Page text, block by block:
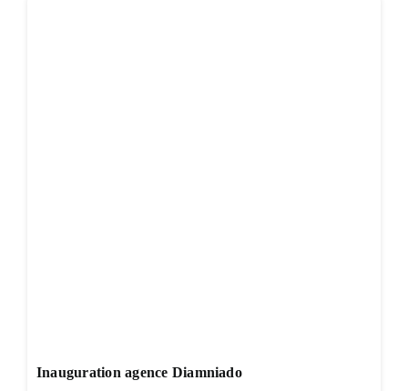
Inauguration agence Diamniado